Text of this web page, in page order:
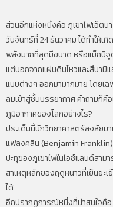
ส่วนอีกแห่งหนึ่งคือ ภูเขาไฟเอ็ตน
วันจันทร์ที่ 24 ธันวาคม ได้ทำให้เ
พลังมากที่สุดมีขนาด หรือแม็กนิจู
แต่นอกจากแผ่นดินไหวและสึนามิ
แบบต่างๆ ออกมามากมาย โดยเ
ลมเข้าสู่ชั้นบรรยากาศ คำถามก็
ภูมิอากาศของโลกอย่างไร?
ประเด็นนี้นักวิทยาศาสตร์สงสัยม
แฟลงคลิน (Benjamin
ปะทุของภูเขาไฟในไอซ์แลนด์สาม
สาเหตุหลักของฤดูหนาวที่เย็นยะ
ได้
อีกปรากฏการณ์หนึ่งที่น่าสนใจคือ